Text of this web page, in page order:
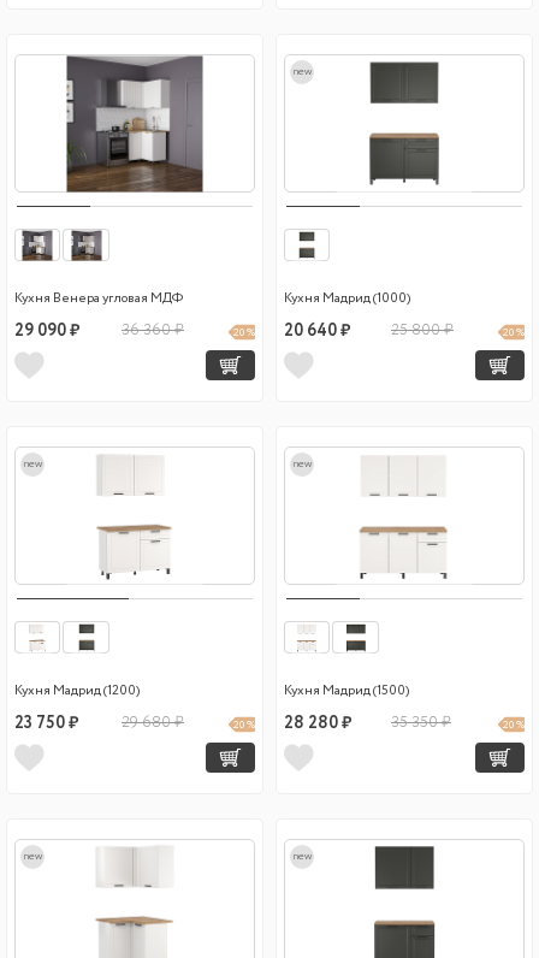
Кухня Венера угловая МДФ
29 090 ₽ 36 360 ₽ 20 %
new
Кухня Мадрид (1000)
20 640 ₽ 25 800 ₽ 20 %
new
Кухня Мадрид (1200)
23 750 ₽ 29 680 ₽ 20 %
new
Кухня Мадрид (1500)
28 280 ₽ 35 350 ₽ 20 %
new new